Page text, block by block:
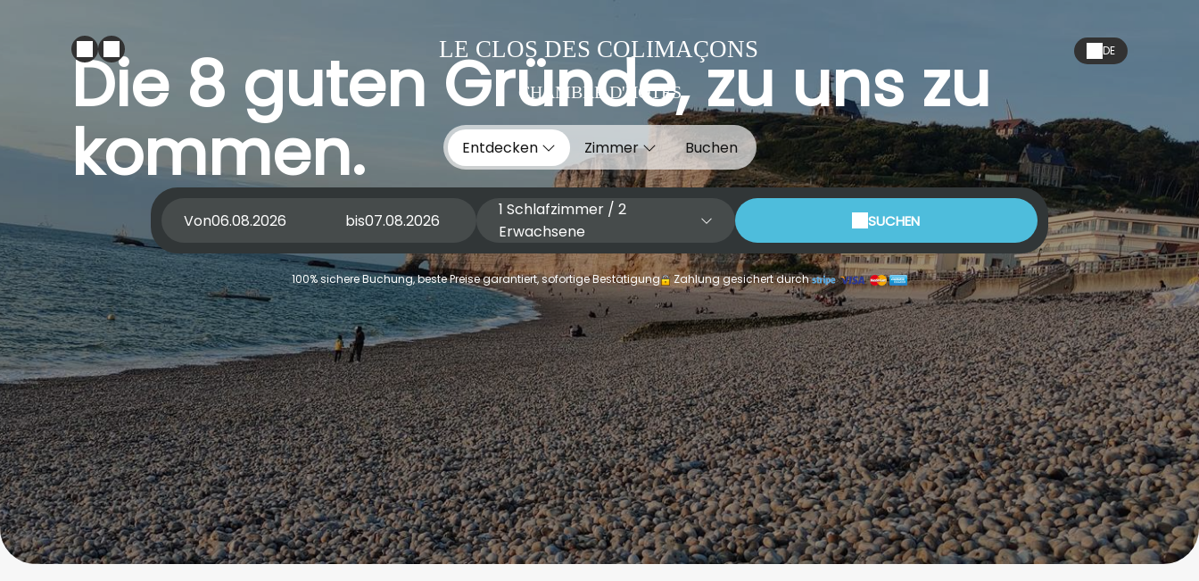
LE CLOS DES COLIMAÇONS
CHAMBRE D'HÔTES
DE
Entdecken Zimmer Buchen
Die 8 guten Gründe, zu uns zu
kommen.
Von bis
1 Schlafzimmer / 2
Erwachsene
SUCHEN
100% sichere Buchung, beste Preise garantiert, sofortige Bestätigung Zahlung gesichert durch